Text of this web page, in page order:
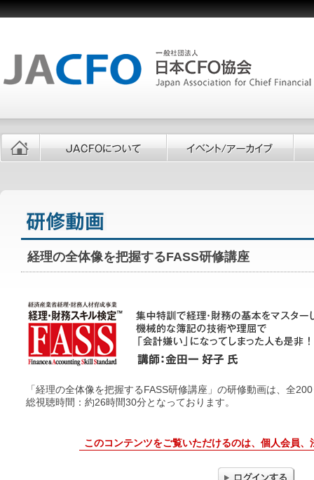
経理の全体像を把握するFASS研修講座
「経理の全体像を把握するFASS研修講座」の研修動画は、全
総視聴時間：約26時間30分となっております。
このコンテンツをご覧いただけるのは、個人会員